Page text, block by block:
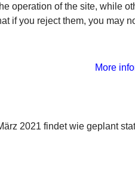
2021 findet wie geplant
operation of the site, while
if you reject them, you may
More